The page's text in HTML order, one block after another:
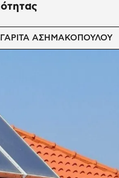
ΑΣΗΜΑΚΟΠΟΥΛΟΥ